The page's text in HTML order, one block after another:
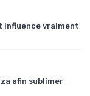
influence vraiment
afin sublimer